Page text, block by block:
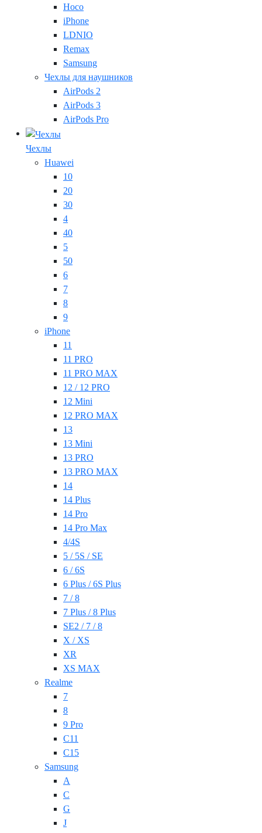
Hoco
iPhone
LDNIO
Remax
Samsung
Чехлы для наушников
AirPods 2
AirPods 3
AirPods Pro
Чехлы
Huawei
10
20
30
4
40
5
50
6
7
8
9
iPhone
11
11 PRO
11 PRO MAX
12 / 12 PRO
12 Mini
12 PRO MAX
13
13 Mini
13 PRO
13 PRO MAX
14
14 Plus
14 Pro
14 Pro Max
4/4S
5 / 5S / SE
6 / 6S
6 Plus / 6S Plus
7 / 8
7 Plus / 8 Plus
SE2 / 7 / 8
X / XS
XR
XS MAX
Realme
7
8
9 Pro
C11
C15
Samsung
A
C
G
J